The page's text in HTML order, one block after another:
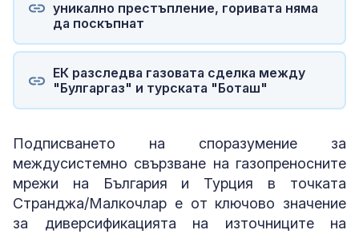
уникално престъпление, горивата няма
да поскъпнат
ЕК разследва газовата сделка между
"Булгаргаз" и турската "Боташ"
Подписването на споразумение за
междусистемно свързване на газопреносните
мрежи на България и Турция в точката
Странджа/Малкочлар е от ключово значение
за диверсификацията на източниците на